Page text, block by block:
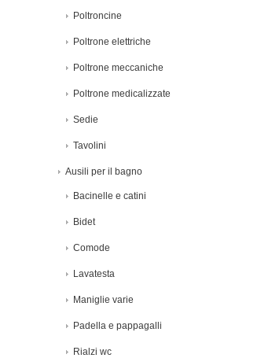
Poltroncine
Poltrone elettriche
Poltrone meccaniche
Poltrone medicalizzate
Sedie
Tavolini
Ausili per il bagno
Bacinelle e catini
Bidet
Comode
Lavatesta
Maniglie varie
Padella e pappagalli
Rialzi wc